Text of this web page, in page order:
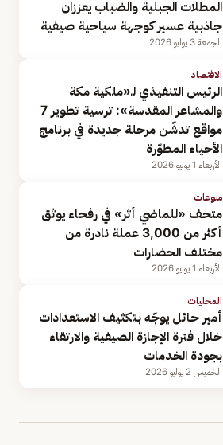
المطلات الجبلية والضباب يعززان
جاذبية عسير كوجهة سياحية صيفية
الجمعة 3 يوليو 2026
الاقتصاد
الرئيس التنفيذي لـ«ملكية مكة
والمشاعر المقدسة»: ترسية تطوير 7
مواقع تدشّن مرحلة جديدة في برنامج
الأحياء المطوّرة
الأربعاء 1 يوليو 2026
منوعات
متحف «للماضي أثر» في رفحاء يوثق
أكثر من 3,000 عملة نادرة من
مختلف الحضارات
الأربعاء 1 يوليو 2026
المحليات
أمير حائل يوجّه بتكثيف الاستعدادات
خلال فترة الإجازة الصيفية والارتقاء
بجودة الخدمات
الخميس 2 يوليو 2026